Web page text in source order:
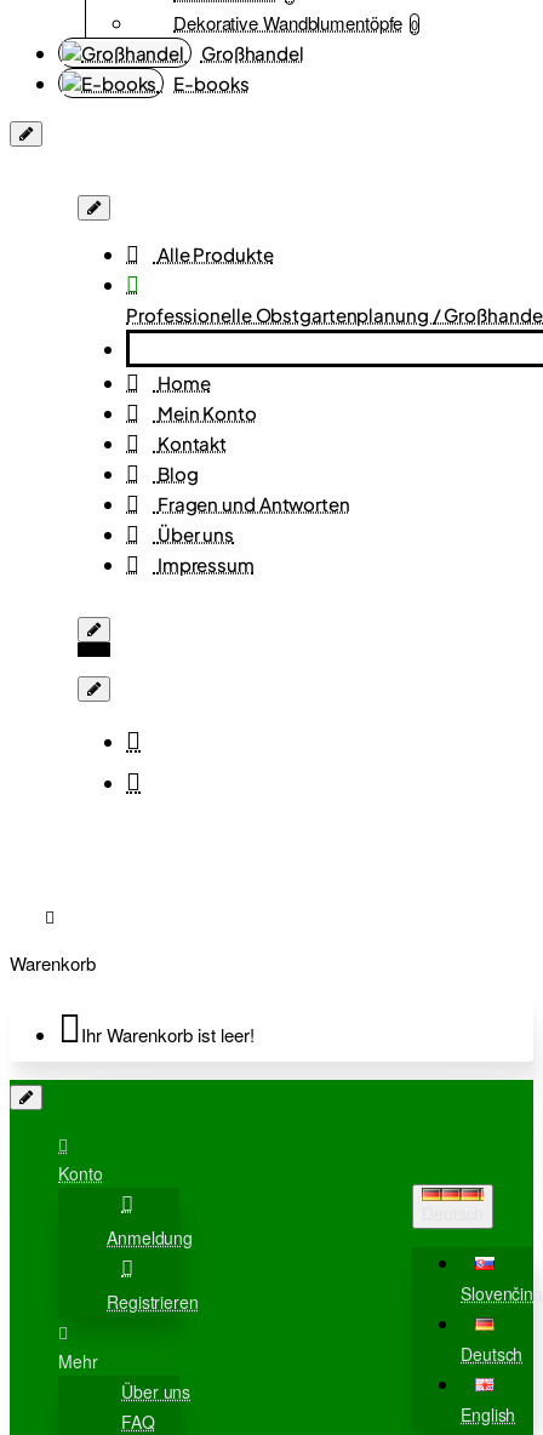
Dekorative Wandblumentöpfe 0
Großhandel
E-books
Alle Produkte
Professionelle Obstgartenplanung /
Home
Mein Konto
Kontakt
Blog
Fragen und Antworten
Über uns
Impressum
Warenkorb
Ihr Warenkorb ist leer!
Konto
Anmeldung
Registrieren
Mehr
Über uns
FAQ
Slovenčina
Deutsch
English